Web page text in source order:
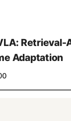
Adaptation